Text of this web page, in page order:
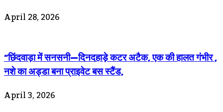
April 28, 2026
“छिंदवाड़ा में सनसनी—दिनदहाड़े कटर अटैक, एक की हालत गंभीर ,
नशे का अड्डा बना प्राइवेट बस स्टैंड,
April 3, 2026